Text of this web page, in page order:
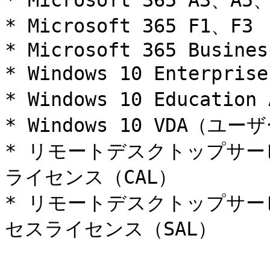
* Microsoft 365 F1、F3
* Microsoft 365
* Windows 10 Enterprise
* Windows 10 Education
* Windows 10 VDA（ユーザ
* リモートデスクトップサー
ライセンス（CAL）
* リモートデスクトップサー
セスライセンス（SAL）